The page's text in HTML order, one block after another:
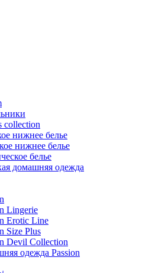
collection
нижнее белье
нижнее белье
белье
домашняя одежда
Lingerie
Erotic Line
Size Plus
Devil Collection
одежда Passion